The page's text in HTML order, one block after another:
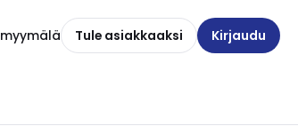
Tule asiakkaaksi Kirjaudu